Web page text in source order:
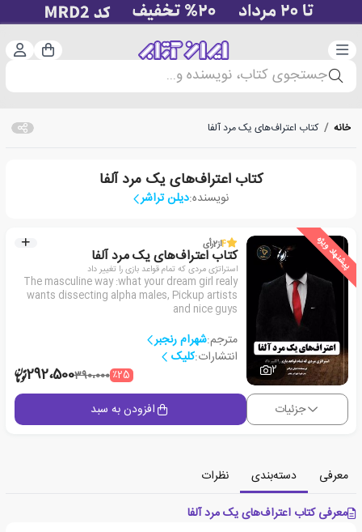
دسته‌بندی سبد
جستجوی کتاب، نویسنده و...
خانه / کتاب اعتراف‌های یک مرد آلفا
کتاب اعتراف‌های یک مرد آلفا
نویسنده:دیلن تراشر
پیشنهاد ویژه
2
4از2رأی
کتاب اعتراف‌های یک مرد آلفا
استراتژی مردی که تمام قواعد بازی را تغییر داد
The masculine way :what your dream girl realy
wants dissecting alpha males, Pickup artists
and nice guys
مترجم:شهرام رنجبر
انتشارات:کلیک
٪25390،000292،500
جزئیات افزودن به سبد
معرفی دسته‌بندی
نظرات
معرفی کتاب اعتراف‌های یک مرد آلفا